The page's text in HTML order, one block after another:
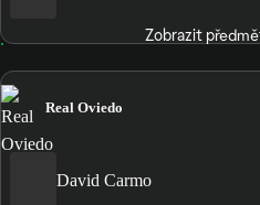
Zobrazit
Real Oviedo
David Carmo